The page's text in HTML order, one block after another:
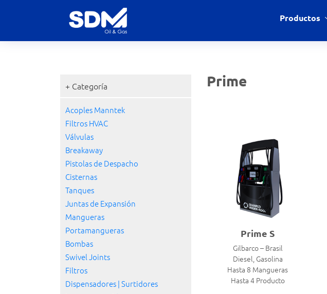
Productos
+ Categoría
Acoples Manntek
Filtros HVAC
Válvulas
Breakaway
Pistolas de Despacho
Cisternas
Tanques
Juntas de Expansión
Mangueras
Portamangueras
Bombas
Swivel Joints
Filtros
Dispensadores | Surtidores
Prime
Prime S
Gilbarco – Brasil
Diesel, Gasolina
Hasta 8 Mangueras
Hasta 4 Producto